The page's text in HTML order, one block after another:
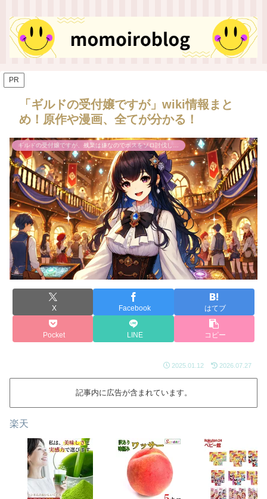
PR
「ギルドの受付嬢ですが」wiki情報まと
め！原作や漫画、全てが分かる！
ギルドの受付嬢ですが、残業は嫌なのでボスをソロ討伐しようと思います
X Facebook はてブ
Pocket LINE コピー
2025.01.12 2026.07.27
記事内に広告が含まれています。
楽天